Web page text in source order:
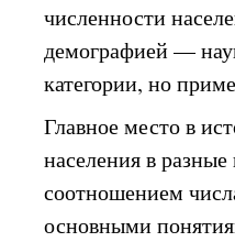
численности
демографией —
категории, но
Главное место в
населения в
соотношением
основными